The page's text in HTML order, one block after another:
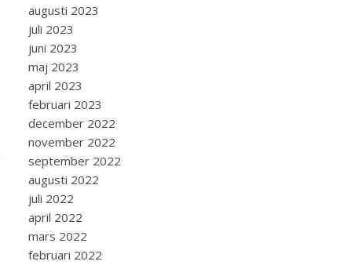
augusti 2023
juli 2023
juni 2023
maj 2023
april 2023
februari 2023
december 2022
november 2022
september 2022
augusti 2022
juli 2022
april 2022
mars 2022
februari 2022